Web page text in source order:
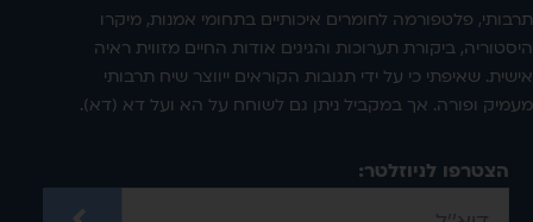
תרבותי, פלטפורמה לחומרים איכותיים בתחומי אמנות, מיקרו
היסטוריה, ביקורת תערוכות והגיגים אודות החיים מזווית ראיה
אישית. שאיפתי כי על ידי תגובות הקוראים ייווצר שיח תרבותי
מעמיק ופורה. אך במקביל ניתן גם לשוחח על הא ועל דא (דא).
הצטרפו לניוזלטר: